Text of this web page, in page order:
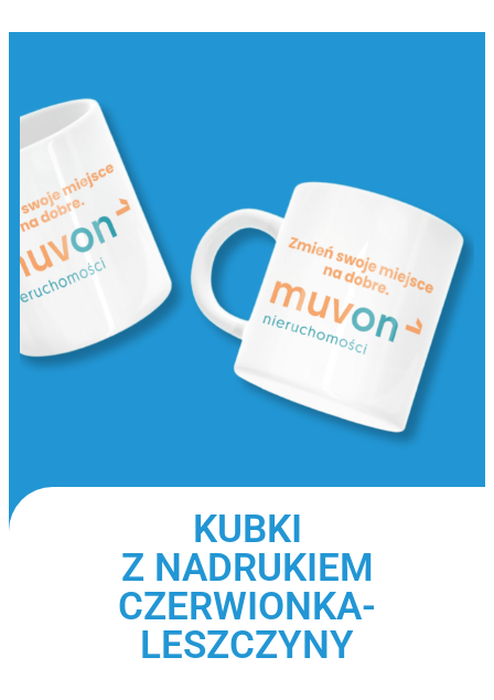
KUBKI
Z NADRUKIEM
CZERWIONKA-
LESZCZYNY